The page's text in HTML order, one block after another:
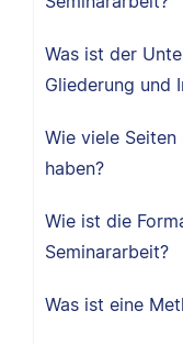
Was ist der
Gliederung und
Wie viele Seiten
haben?
Wie ist die
Seminararbeit?
Was ist eine